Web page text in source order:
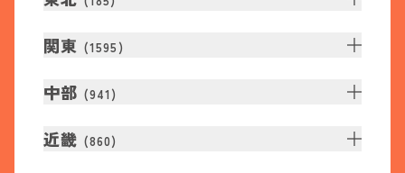
関東 (1595 )
中部 (941 )
近畿 (860)